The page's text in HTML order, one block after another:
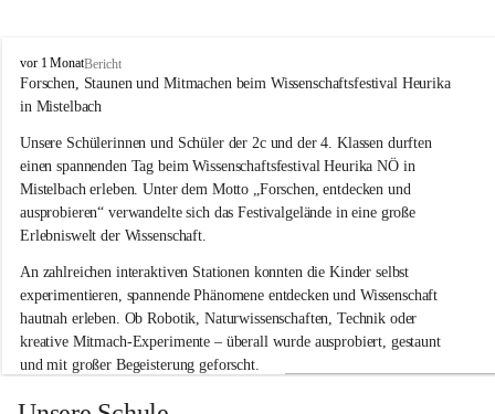
V
o
l
s
s
c
u
l
e
G
l
o
g
g
n
i
vor 1 MonatBericht
Forschen, Staunen und Mitmachen beim Wissenschaftsfestival Heurika
in Mistelbach
Unsere Schülerinnen und Schüler der 2c und der 4. Klassen durften
einen spannenden Tag beim Wissenschaftsfestival Heurika NÖ in
Mistelbach erleben. Unter dem Motto „Forschen, entdecken und
ausprobieren“ verwandelte sich das Festivalgelände in eine große
Erlebniswelt der Wissenschaft.
An zahlreichen interaktiven Stationen konnten die Kinder selbst
experimentieren, spannende Phänomene entdecken und Wissenschaft
hautnah erleben. Ob Robotik, Naturwissenschaften, Technik oder
kreative Mitmach-Experimente – überall wurde ausprobiert, gestaunt
und mit großer Begeisterung geforscht.
Besonders beeindruckend war, dass Wissenschaftlerinnen und